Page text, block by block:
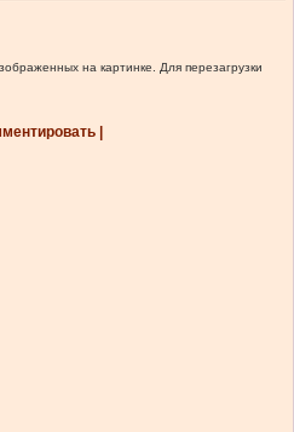
на картинке. Для перезагрузки
|